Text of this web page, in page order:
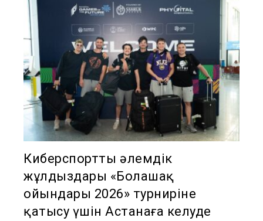
Киберспорттың әлемдік
жұлдыздары «Болашақ
ойындары 2026» турниріне
қатысу үшін Астанаға келуде